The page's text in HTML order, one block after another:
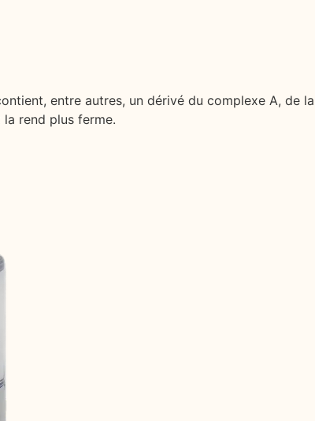
entre autres, un dérivé du complexe A, de
rend plus ferme.